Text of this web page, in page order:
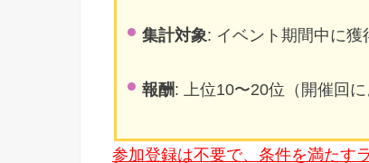
集計対象: イベント期間中に獲
報酬: 上位10〜20位（開催回
参加登録は不要で、条件を満たす